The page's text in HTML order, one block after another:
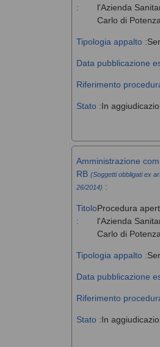
:
l'Azienda
Carlo di
Tipologia appalto :
Data pubblicazione
Riferimento
Stato :In
Amministrazione
RB (Soggetti obbligati ex
26/2014) :
Titolo
:
Procedura
l'Azienda
Carlo di
Tipologia appalto :
Data pubblicazione
Riferimento
Stato :In